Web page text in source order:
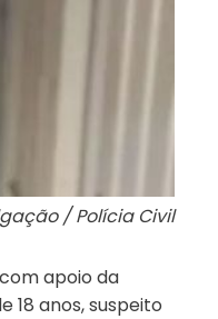
/ Polícia Civil
apoio da
18 anos, suspeito